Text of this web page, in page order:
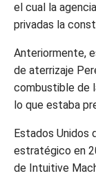
el cual la
privadas la
Anteriormente,
de aterrizaje
combustible de
lo que estaba
Estados Unidos
estratégico en
de Intuitive